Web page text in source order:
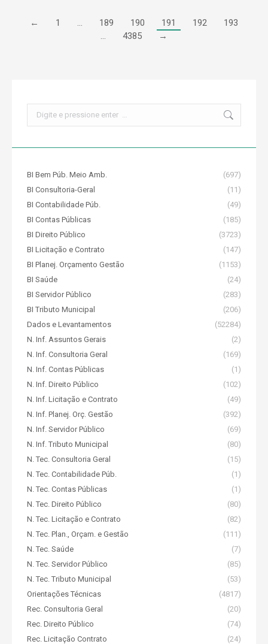
← 1 … 189 190 191 192
193
…
4385 →
BI Bem Púb. Meio Amb.
(697)
BI Consultoria-Geral
(11)
BI Contabilidade Púb.
(49)
BI Contas Públicas
(185)
BI Direito Público
(3723)
BI Licitação e Contrato
(147)
BI Planej. Orçamento Gestão
(1153)
BI Saúde
(24)
BI Servidor Público
(283)
BI Tributo Municipal
(206)
Dados e Levantamentos
(52284)
N. Inf. Assuntos Gerais
(2)
N. Inf. Consultoria Geral
(169)
N. Inf. Contas Públicas
(1)
N. Inf. Direito Público
(102)
N. Inf. Licitação e Contrato
(49)
N. Inf. Planej. Orç. Gestão
(392)
N. Inf. Servidor Público
(69)
N. Inf. Tributo Municipal
(80)
N. Tec. Consultoria Geral
(15)
N. Tec. Contabilidade Púb.
(1)
N. Tec. Contas Públicas
(1)
N. Tec. Direito Público
(80)
N. Tec. Licitação e Contrato
(82)
N. Tec. Plan., Orçam. e Gestão
(111)
N. Tec. Saúde
(7)
N. Tec. Servidor Público
(85)
N. Tec. Tributo Municipal
(53)
Orientações Técnicas
(4817)
Rec. Consultoria Geral
(20)
Rec. Direito Público
(74)
Rec. Licitação Contrato
(24)